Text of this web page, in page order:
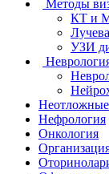
Методы
КТ и
УЗИ
Неотложные
Нефрология
Онкология